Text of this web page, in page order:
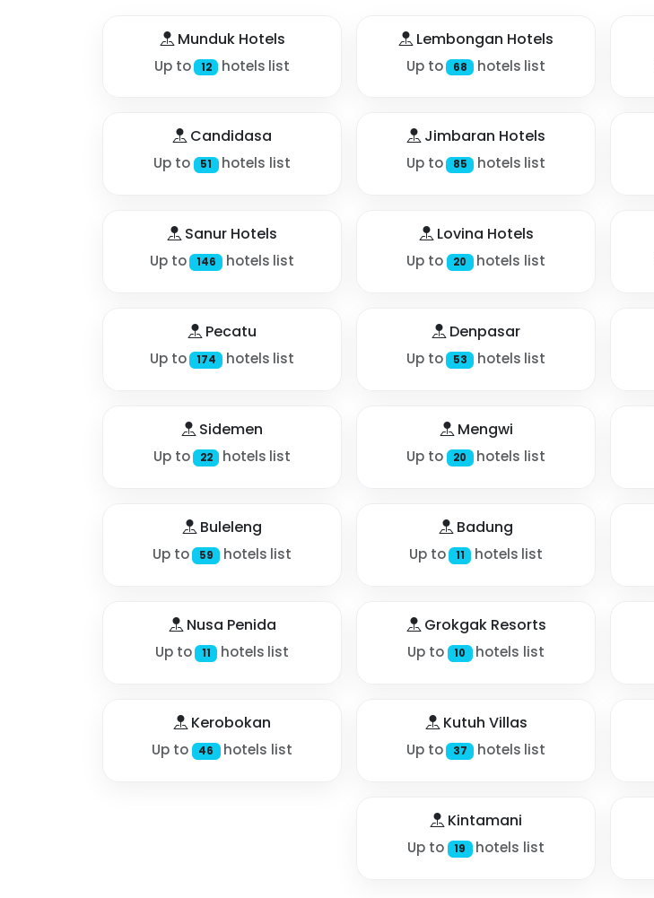
Munduk Hotels
Up to 12 hotels list
Lembongan Hotels
Up to 68 hotels list
Candidasa
Up to 51 hotels list
Jimbaran Hotels
Up to 85 hotels list
Sanur Hotels
Up to 146 hotels list
Lovina Hotels
Up to 20 hotels list
Pecatu
Up to 174 hotels list
Denpasar
Up to 53 hotels list
Sidemen
Up to 22 hotels list
Mengwi
Up to 20 hotels list
Buleleng
Up to 59 hotels list
Badung
Up to 11 hotels list
Nusa Penida
Up to 11 hotels list
Grokgak Resorts
Up to 10 hotels list
Kerobokan
Up to 46 hotels list
Kutuh Villas
Up to 37 hotels list
Kintamani
Up to 19 hotels list